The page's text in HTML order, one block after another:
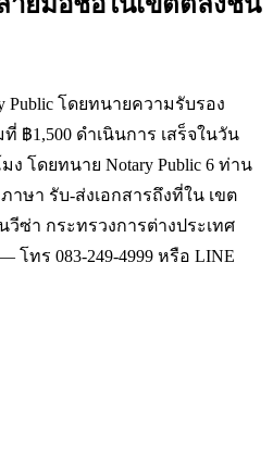
Public โดยทนายความรับรอง
฿1,500 ดำเนินการ เสร็จในวัน
ง โดยทนาย Notary Public 6 ท่าน
าษา รับ-ส่งเอกสารถึงที่ใน เขต
ซ่า กระทรวงการต่างประเทศ
ทร 083-249-4999 หรือ LINE